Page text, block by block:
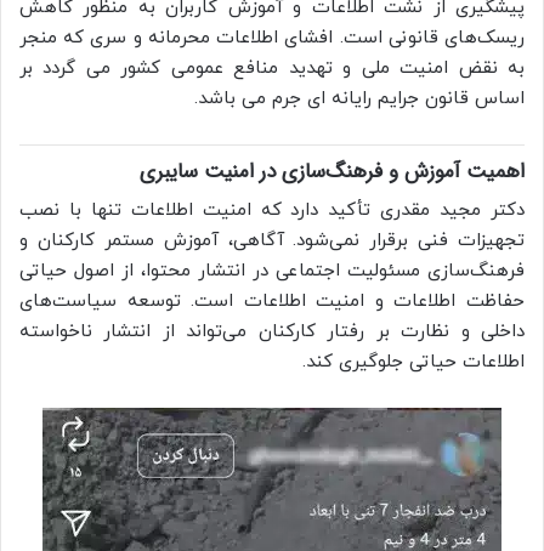
پیشگیری از نشت اطلاعات و آموزش کاربران به منظور کاهش
ریسک‌های قانونی است. افشای اطلاعات محرمانه و سری که منجر
به نقض امنیت ملی و تهدید منافع عمومی کشور می گردد بر
اساس قانون جرایم رایانه ای جرم می باشد.
اهمیت آموزش و فرهنگ‌سازی در امنیت سایبری
دکتر مجید مقدری تأکید دارد که امنیت اطلاعات تنها با نصب
تجهیزات فنی برقرار نمی‌شود. آگاهی، آموزش مستمر کارکنان و
فرهنگ‌سازی مسئولیت اجتماعی در انتشار محتوا، از اصول حیاتی
حفاظت اطلاعات و امنیت اطلاعات است. توسعه سیاست‌های
داخلی و نظارت بر رفتار کارکنان می‌تواند از انتشار ناخواسته
اطلاعات حیاتی جلوگیری کند.